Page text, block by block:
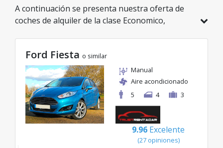
A continuación se presenta nuestra oferta de
coches de alquiler de la clase Economico,
puedes elegir el modelo ideal de la categoría
seleccionada, con tarifas excelentes desde solo
8€/día.
Ford Fiesta o similar
Manual
Aire acondicionado
5
4 3
9.96 Excelente
(27 opiniones)